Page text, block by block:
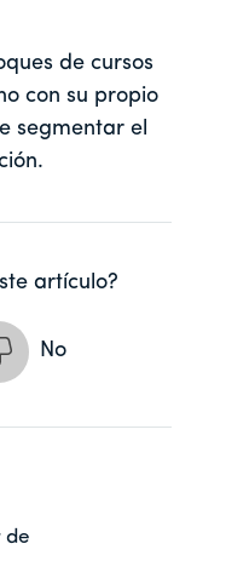
de cursos
con su propio
segmentar el
artículo?
No
de